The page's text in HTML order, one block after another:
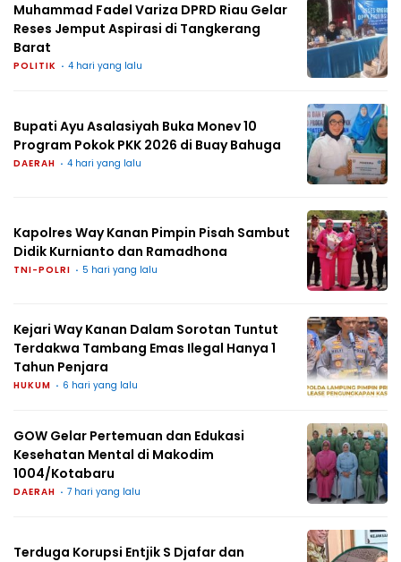
Muhammad Fadel Variza DPRD Riau Gelar
Reses Jemput Aspirasi di Tangkerang
Barat
POLITIK 4 hari yang lalu
Bupati Ayu Asalasiyah Buka Monev 10
Program Pokok PKK 2026 di Buay Bahuga
DAERAH 4 hari yang lalu
Kapolres Way Kanan Pimpin Pisah Sambut
Didik Kurnianto dan Ramadhona
TNI-POLRI 5 hari yang lalu
Kejari Way Kanan Dalam Sorotan Tuntut
Terdakwa Tambang Emas Ilegal Hanya 1
Tahun Penjara
HUKUM 6 hari yang lalu
GOW Gelar Pertemuan dan Edukasi
Kesehatan Mental di Makodim
1004/Kotabaru
DAERAH 7 hari yang lalu
Terduga Korupsi Entjik S Djafar dan